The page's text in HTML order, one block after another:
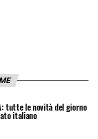
di
che è in
che è
una squadra
tutte le novità del giorno
italiano